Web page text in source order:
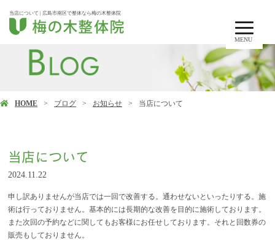
MENU
当店について | 広島市南区で整体なら梅の木整体院
HOME ブログ お知らせ 当店について
当店について
2024.11.22
申し訳ありませんが当店では一回で改善する。通わせないといったりする。施
術は行っておりません。基本的には長期的な改善を目的に施術しております。
また次回の予約などに関してもお客様にお任せしております。それと回数券の
販売もしておりません。